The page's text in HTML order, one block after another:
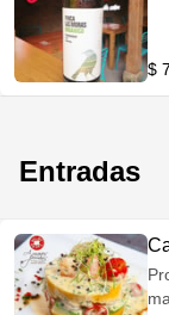
$
Entradas